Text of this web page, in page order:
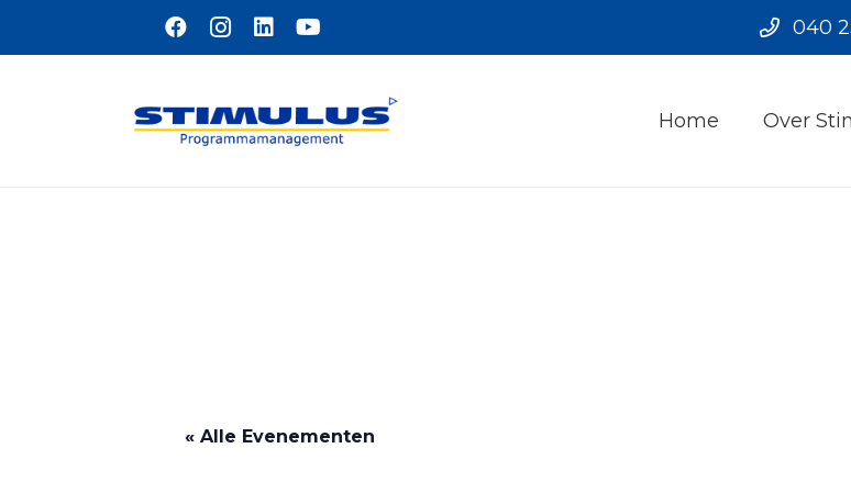
040
Home Over
« Alle Evenementen